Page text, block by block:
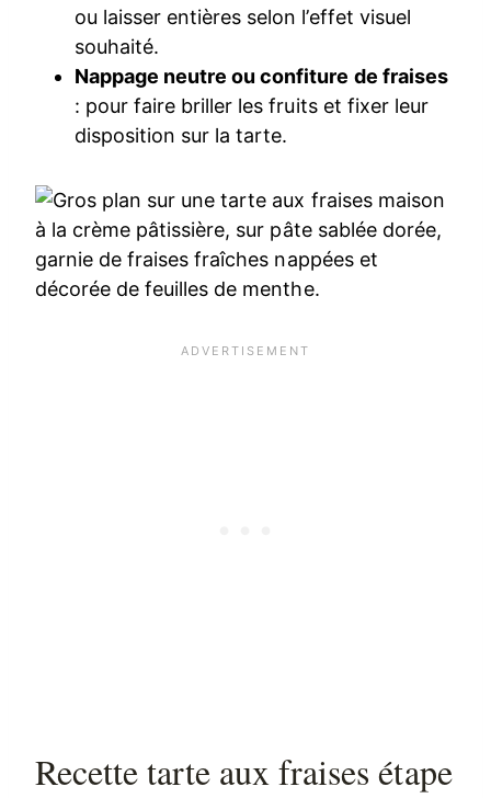
ou laisser entières selon l’effet visuel
souhaité.
Nappage neutre ou confiture de fraises
: pour faire briller les fruits et fixer leur
disposition sur la tarte.
Recette tarte aux fraises étape